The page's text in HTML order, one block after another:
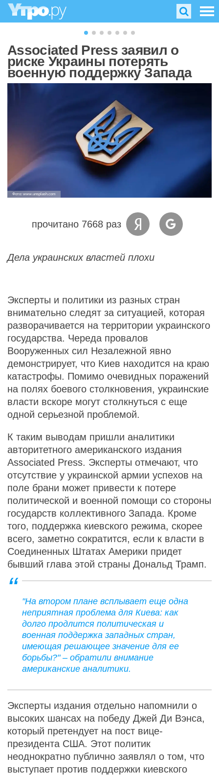
Associated Press заявил о
риске Украины потерять
военную поддержку Запада
Фото: www.unsplash.com
прочитано 7668 раз
Дела украинских властей плохи
Эксперты и политики из разных стран
внимательно следят за ситуацией, которая
разворачивается на территории украинского
государства. Череда провалов
Вооруженных сил Незалежной явно
демонстрирует, что Киев находится на краю
катастрофы. Помимо очевидных поражений
на полях боевого столкновения, украинские
власти вскоре могут столкнуться с еще
одной серьезной проблемой.
К таким выводам пришли аналитики
авторитетного американского издания
Associated Press. Эксперты отмечают, что
отсутствие у украинской армии успехов на
поле брани может привести к потере
политической и военной помощи со стороны
государств коллективного Запада. Кроме
того, поддержка киевского режима, скорее
всего, заметно сократится, если к власти в
Соединенных Штатах Америки придет
бывший глава этой страны Дональд Трамп.
"На втором плане всплывает еще одна
неприятная проблема для Киева: как
долго продлится политическая и
военная поддержка западных стран,
имеющая решающее значение для ее
борьбы?" – обратили внимание
американские аналитики.
Эксперты издания отдельно напомнили о
высоких шансах на победу Джей Ди Вэнса,
который претендует на пост вице-
президента США. Этот политик
неоднократно публично заявлял о том, что
выступает против поддержки киевского